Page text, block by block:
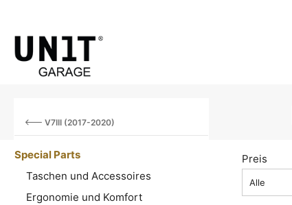
V7III (2017-2020)
Special Parts
Taschen und Accessoires
Ergonomie und Komfort
Preis
Alle